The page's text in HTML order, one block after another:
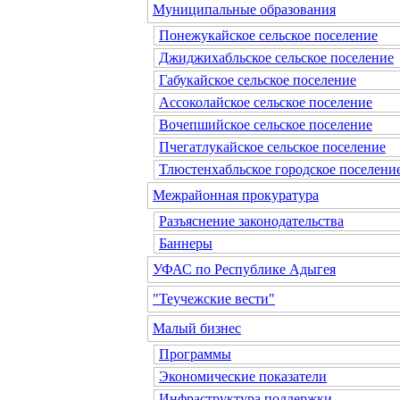
Муниципальные образования
Понежукайское сельское поселение
Джиджихабльское сельское поселение
Габукайское сельское поселение
Ассоколайское сельское поселение
Вочепшийское сельское поселение
Пчегатлукайское сельское поселение
Тлюстенхабльское городское
Межрайонная прокуратура
Разъяснение законодательства
Баннеры
УФАС по Республике Адыгея
"Теучежские вести"
Малый бизнес
Программы
Экономические показатели